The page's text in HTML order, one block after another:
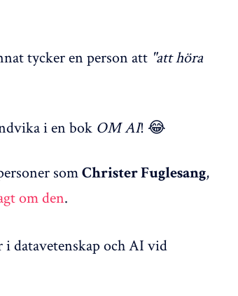
tycker en person att "att höra
i en bok OM AI! 😂
som Christer Fuglesang,
om den.
i datavetenskap och AI vid